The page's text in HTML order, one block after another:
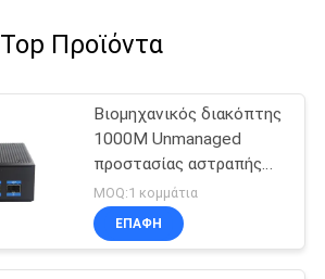
Top Προϊόντα
Βιομηχανικός διακόπτης
1000M Unmanaged
προστασίας αστραπής
διακόπτης Ethernet
ραγών DIN
MOQ:1 κομμάτια
ΕΠΑΦΉ